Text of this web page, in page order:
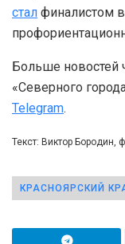
стал финалистом
Больше новостей
«Северного
Telegram.
Текст: Виктор Бородин,
КРАСНОЯРСКИЙ